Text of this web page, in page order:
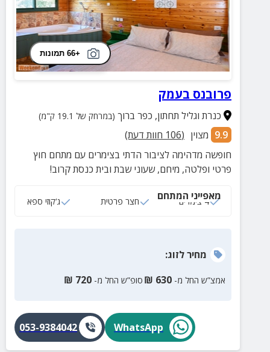
+66 תמונות
פרובנס בעמק
כנרת וגליל תחתון, כפר ברוך (במרחק של 19.1 ק"מ)
9.9 מצוין (
106 חוות דעת)
חופשה מדהימה לציבור הדתי בצימרים עם מתחם חוץ
פרטי ופלטה, מיחם, שעוני שבת ובית כנסת קרוב!
מאפייני המתחם
4 צימרים חצר פרטית ג‘קוזי ספא
מחירלזוג:
אמצ”ש החל מ- 630
₪ סופ”ש החל מ- 720
₪
WhatsApp
053-9384042